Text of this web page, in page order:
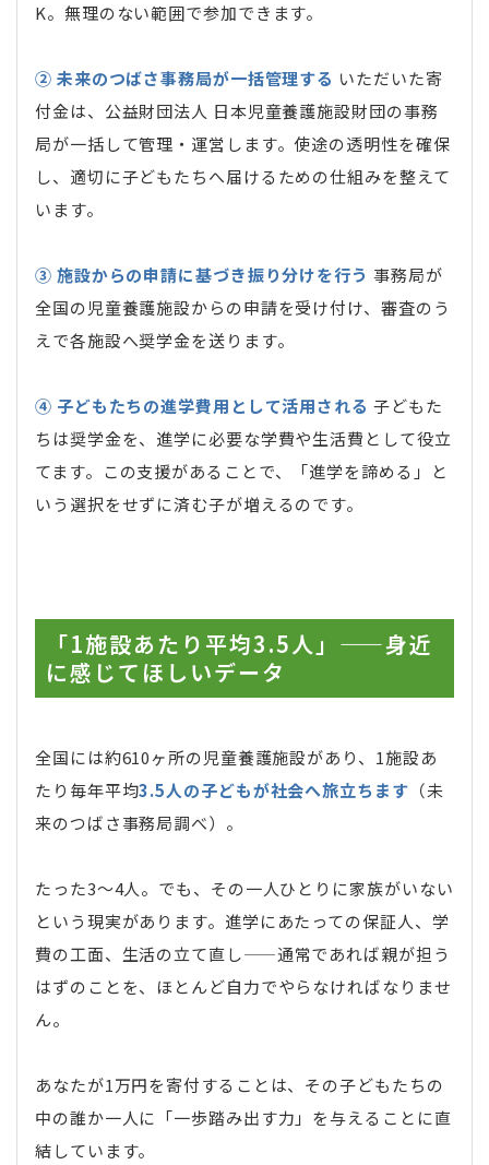
K。無理のない範囲で参加できます。
② 未来のつばさ事務局が一括管理する いただいた寄
付金は、公益財団法人 日本児童養護施設財団の事務
局が一括して管理・運営します。使途の透明性を確保
し、適切に子どもたちへ届けるための仕組みを整えて
います。
③ 施設からの申請に基づき振り分けを行う 事務局が
全国の児童養護施設からの申請を受け付け、審査のう
えで各施設へ奨学金を送ります。
④ 子どもたちの進学費用として活用される 子どもた
ちは奨学金を、進学に必要な学費や生活費として役立
てます。この支援があることで、「進学を諦める」と
いう選択をせずに済む子が増えるのです。
「1施設あたり平均3.5人」——身近
に感じてほしいデータ
全国には約610ヶ所の児童養護施設があり、1施設あ
たり毎年平均3.5人の子どもが社会へ旅立ちます （未
来のつばさ事務局調べ）。
たった3〜4人。でも、その一人ひとりに家族がいない
という現実があります。進学にあたっての保証人、学
費の工面、生活の立て直し——通常であれば親が担う
はずのことを、ほとんど自力でやらなければなりませ
ん。
あなたが1万円を寄付することは、その子どもたちの
中の誰か一人に「一歩踏み出す力」を与えることに直
結しています。